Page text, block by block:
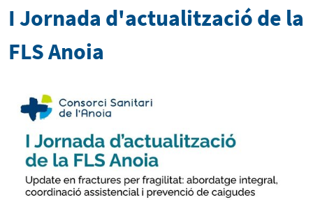
I Jornada d'actualització de la
FLS Anoia